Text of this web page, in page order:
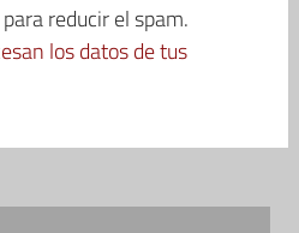
reducir el spam.
los datos de tus